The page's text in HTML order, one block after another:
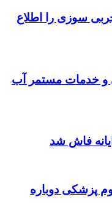
سوزی را اطلاع
و خدمات مستمر آب
فاش شد
۵ آزمون علوم پزشکی دوباره